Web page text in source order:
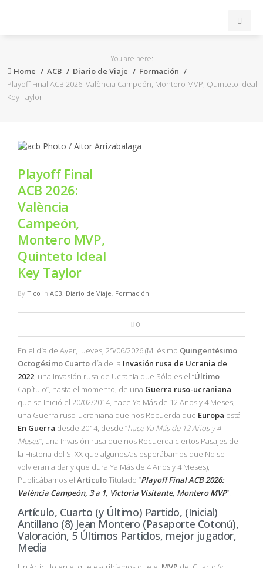
ACB
FEB
FIBA
OTROS
FORMACIÓN
NBA
MULTIMEDIA
You are here:
Home ACB Diario de Viaje
Formación
Playoff Final ACB 2026: València Campeón, Montero MVP, Quinteto Ideal
Key Taylor
Playoff Final
ACB 2026:
València
Campeón,
Montero MVP,
Quinteto Ideal
Key Taylor
By Tico in ACB, Diario de Viaje, Formación
0
En el día de Ayer, jueves, 25/06/2026 (Milésimo Quingentésimo
Octogésimo Cuarto día de la Invasión rusa de Ucrania de
2022, una Invasión rusa de Ucrania que Sólo es el “Último
Capítulo”, hasta el momento, de una Guerra ruso-ucraniana
que se Inició el 20/02/2014, hace Ya Más de 12 Años y 4 Meses,
una Guerra ruso-ucraniana que nos Recuerda que Europa está
En Guerra desde 2014, desde “hace Ya Más de 12 Años y 4
Meses”, una Invasión rusa que nos Recuerda ciertos Pasajes de
la Historia del S. XX que algunos/as esperábamos que No se
volvieran a dar y que dura Ya Más de 4 Años y 4 Meses),
Publicábamos el ArtículoTitulado “Playoff Final ACB 2026:
València Campeón, 3 a 1, Victoria Visitante, Montero MVP”.
Artículo, Cuarto (y Último) Partido, (Inicial)
Antillano (8) Jean Montero (Pasaporte Cotonú),
Valoración, 5 Últimos Partidos, mejor jugador,
Media